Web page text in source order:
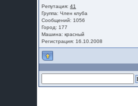
Репутация:41
Группа:Член клуба
Сообщений: 1056
Город: 177
Машина: красный
Регистрация: 16.10.2008